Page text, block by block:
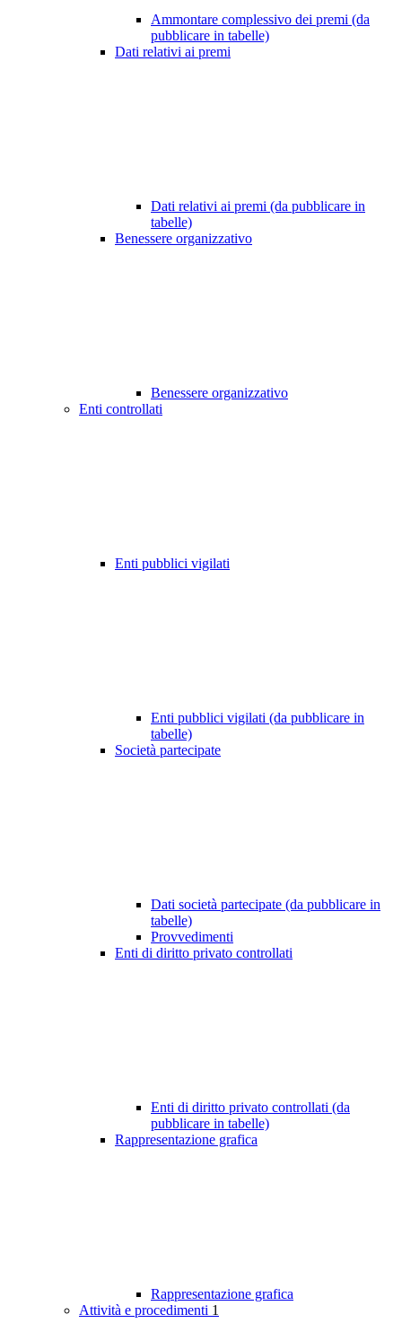
Ammontare complessivo dei premi (da
pubblicare in tabelle)
Dati relativi ai premi
Dati relativi ai premi (da pubblicare in
tabelle)
Benessere organizzativo
Benessere organizzativo
Enti controllati
Enti pubblici vigilati
Enti pubblici vigilati (da pubblicare in
tabelle)
Società partecipate
Dati società partecipate (da pubblicare in
tabelle)
Provvedimenti
Enti di diritto privato controllati
Enti di diritto privato controllati (da
pubblicare in tabelle)
Rappresentazione grafica
Rappresentazione grafica
Attività e procedimenti 1